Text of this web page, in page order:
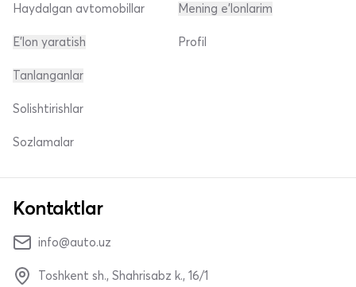
Haydalgan avtomobillar
E'lon yaratish
Mening e'lonlarim
Profil
Tanlanganlar
Solishtirishlar
Sozlamalar
Kontaktlar
info@auto.uz
Toshkent sh., Shahrisabz k., 16/1